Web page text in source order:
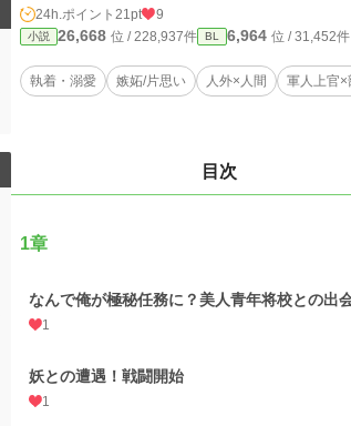
24h.ポイント 21pt 9
小説 26,668 位 / 228,937件 BL 6,964 位 / 31,452件
執着・溺愛 嫉妬/片思い 人外×人間 軍人上官×
目次
1章
なんで俺が極秘任務に？美人青年将校との出
1
妖との遭遇！戦闘開始
1